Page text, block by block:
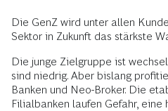
Die GenZ wird unter allen
Sektor in Zukunft das stärkste
Die junge Zielgruppe ist
sind niedrig. Aber bislang
Banken und Neo-Broker. Die
Filialbanken laufen Gefahr, eine